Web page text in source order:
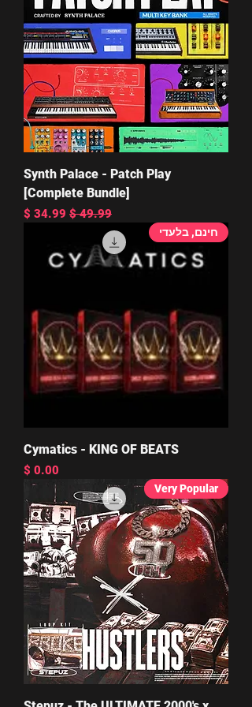
Synth Palace - Patch Play
[Complete Bundle]
מחיר רגילמחיר מבצע
חינם, בלעדי
Cymatics - KING OF BEATS
מחיר
Very Popular